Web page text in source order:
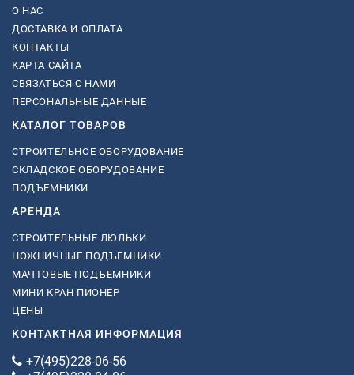
О НАС
ДОСТАВКА И ОПЛАТА
КОНТАКТЫ
КАРТА САЙТА
СВЯЗАТЬСЯ С НАМИ
ПЕРСОНАЛЬНЫЕ ДАННЫЕ
КАТАЛОГ ТОВАРОВ
СТРОИТЕЛЬНОЕ ОБОРУДОВАНИЕ
СКЛАДСКОЕ ОБОРУДОВАНИЕ
ПОДЪЕМНИКИ
АРЕНДА
СТРОИТЕЛЬНЫЕ ЛЮЛЬКИ
НОЖНИЧНЫЕ ПОДЪЕМНИКИ
МАЧТОВЫЕ ПОДЪЕМНИКИ
МИНИ КРАН ПИОНЕР
ЦЕНЫ
КОНТАКТНАЯ ИНФОРМАЦИЯ
+7(495)228-06-56